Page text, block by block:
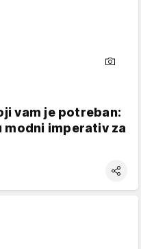
vam je potreban:
modni imperativ za